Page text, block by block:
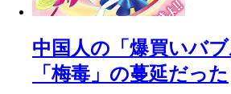
中国人の「爆買いバ
「梅毒」の蔓延だった